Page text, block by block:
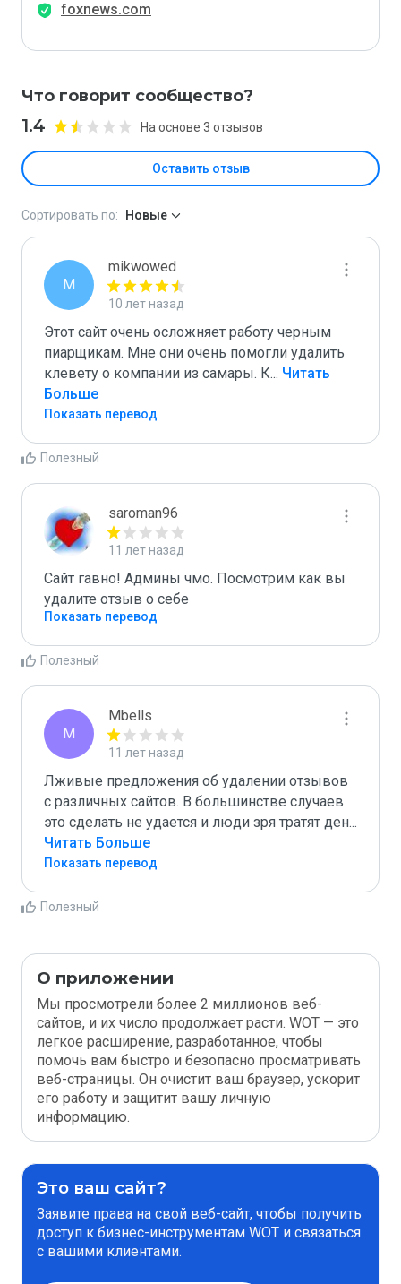
foxnews.com
Что говорит сообщество?
1.4 На основе 3 отзывов
Оставить отзыв
Сортировать по: Новые
M
mikwowed
10 лет назад
Этот сайт очень осложняет работу черным
пиарщикам. Мне они очень помогли удалить
клевету о компании из самары. К... Читать
Больше
Показать перевод
Полезный
saroman96
11 лет назад
Сайт гавно! Админы чмо. Посмотрим как вы
удалите отзыв о себе
Показать перевод
Полезный
M
Mbells
11 лет назад
Лживые предложения об удалении отзывов
с различных сайтов. В большинстве случаев
это сделать не удается и люди зря тратят ден...
Читать Больше
Показать перевод
Полезный
О приложении
Мы просмотрели более 2 миллионов веб-
сайтов, и их число продолжает расти. WOT — это
легкое расширение, разработанное, чтобы
помочь вам быстро и безопасно просматривать
веб-страницы. Он очистит ваш браузер, ускорит
его работу и защитит вашу личную
информацию.
Это ваш сайт?
Заявите права на свой веб-сайт, чтобы получить
доступ к бизнес-инструментам WOT и связаться
с вашими клиентами.